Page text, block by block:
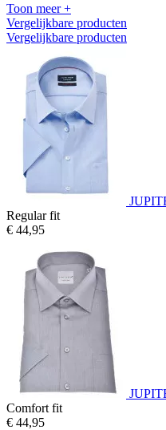
Toon meer +
Vergelijkbare producten
Vergelijkbare producten
Regular fit
€ 44,95
Comfort fit
€ 44,95